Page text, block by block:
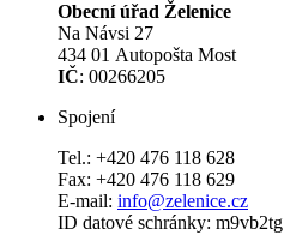
Obecní úřad Želenice
Na Návsi 27
434 01 Autopošta Most
IČ: 00266205
Spojení
Tel.: +420 476 118 628
Fax: +420 476 118 629
E-mail: info@zelenice.cz
ID datové schránky: m9vb2tg